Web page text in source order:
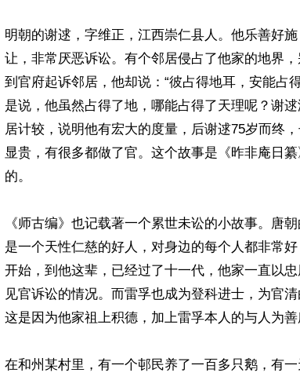
明朝的谢逑，字维正，江西崇仁县人。他乐善好
让，非常厌恶诉讼。有个邻居侵占了他家的地界
到官府起诉邻居，他却说：“彼占得地耳，安能占
是说，他虽然占得了地，哪能占得了天理呢？谢
居计较，说明他有宏大的度量，后谢逑75岁而终
显贵，有很多都做了官。这个故事是《昨非庵日
的。
《师古编》也记载著一个累世未讼的小故事。唐朝
是一个天性仁慈的好人，对身边的每个人都非常
开始，到他这辈，已经过了十一代，他家一直以
见官诉讼的情况。而雷孚也成为登科进士，为官
这是因为他家祖上积德，加上雷孚本人的与人为善
在和州某村里，有一个邨民养了一百多只鹅，有